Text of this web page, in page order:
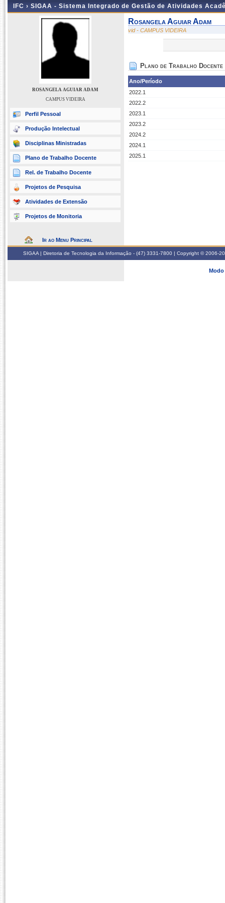
IFC › SIGAA - Sistema Integrado de Gestão de Atividades
ROSANGELA AGUIAR ADAM
CAMPUS VIDEIRA
Perfil Pessoal
Produção Intelectual
Disciplinas Ministradas
Plano de Trabalho Docente
Rel. de Trabalho Docente
Projetos de Pesquisa
Atividades de Extensão
Projetos de Monitoria
Ir ao Menu Principal
Rosangela Aguiar Adam
vid - CAMPUS VIDEIRA
Plano de Trabalho Docente
Ano/Período
2022.1
2022.2
2023.1
2023.2
2024.2
2024.1
2025.1
SIGAA | Diretoria de Tecnologia da Informação - (47) 3331-7800 | Copyright © 2006-
Modo